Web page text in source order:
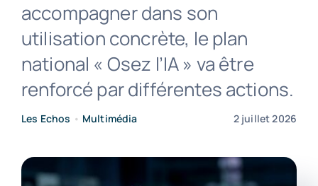
Contact
accompagner dans son
utilisation concrète, le plan
national « Osez l’IA » va être
renforcé par différentes actions.
Les Echos • Multimédia 2 juillet 2026